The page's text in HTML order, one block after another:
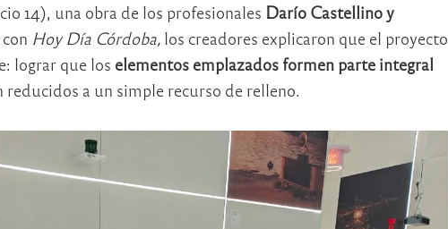
14), una obra de los profesionales Darío Castellino y
Hoy Día Córdoba,los creadores explicaron que el proyecto
lograr que los elementos emplazados formen parte integral
reducidos a un simple recurso de relleno.